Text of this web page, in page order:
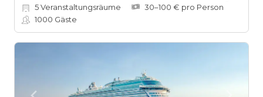
5Veranstaltungsräume
30–100 € pro Person
1000 Gäste